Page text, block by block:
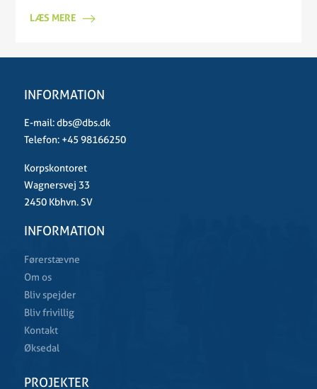
LÆS MERE
INFORMATION
E-mail:dbs@dbs.dk
Telefon: +45 98166250
Korpskontoret
Wagnersvej 33
2450 Kbhvn. SV
INFORMATION
Førerstævne
Om os
Bliv spejder
Bliv frivillig
Kontakt
Øksedal
PROJEKTER